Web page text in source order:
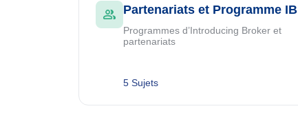
Partenariats et Programme IB
Programmes d’Introducing Broker et
partenariats
5 Sujets